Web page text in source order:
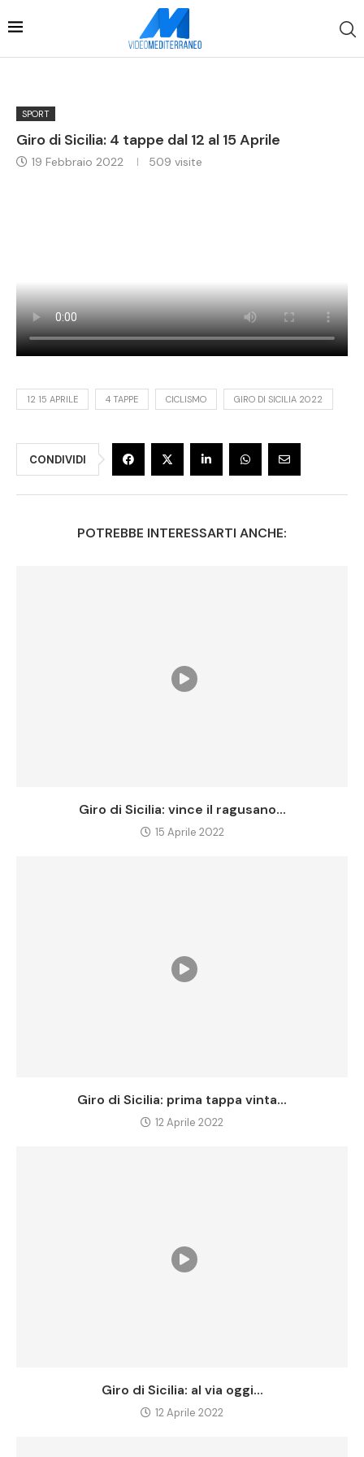
SPORT
Giro di Sicilia: 4 tappe dal 12 al 15 Aprile
19 Febbraio 2022 509 visite
12 15 APRILE 4 TAPPE CICLISMO GIRO DI SICILIA 2022
CONDIVIDI
POTREBBE INTERESSARTI ANCHE:
Giro di Sicilia: vince il ragusano...
15 Aprile 2022
Giro di Sicilia: prima tappa vinta...
12 Aprile 2022
Giro di Sicilia: al via oggi...
12 Aprile 2022